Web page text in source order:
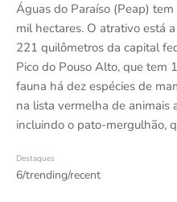
Águas do Paraíso (Peap)
mil hectares. O atrativo está
221 quilômetros da capital
Pico do Pouso Alto, que tem
fauna há dez espécies de
na lista vermelha de animais
incluindo o pato-mergulhão,
Destaques
6/trending/recent